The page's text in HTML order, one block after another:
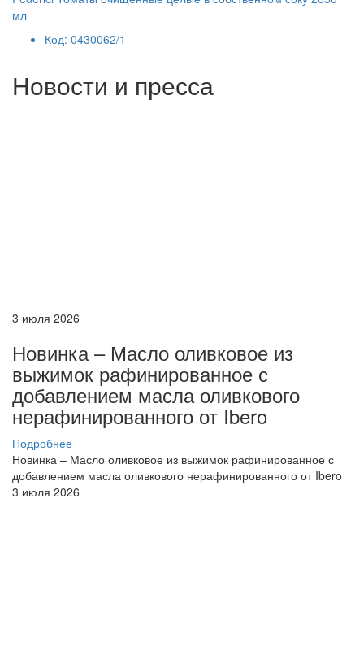
мл
Код: 0430062/1
Новости и пресса
3 июля 2026
Новинка – Масло оливковое из
выжимок рафинированное с
добавлением масла оливкового
нерафинированного от Ibero
Подробнее
Новинка – Масло оливковое из выжимок рафинированное с
добавлением масла оливкового нерафинированного от Ibero
3 июля 2026